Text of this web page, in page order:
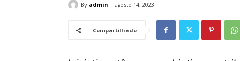
By admin agosto 14, 2023
Compartilhado